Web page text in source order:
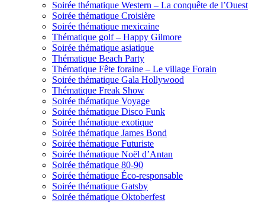
Soirée thématique Western – La conquête de l’Ouest
Soirée thématique Croisière
Soirée thématique mexicaine
Thématique golf – Happy Gilmore
Soirée thématique asiatique
Thématique Beach Party
Thématique Fête foraine – Le village Forain
Soirée thématique Gala Hollywood
Thématique Freak Show
Soirée thématique Voyage
Soirée thématique Disco Funk
Soirée thématique exotique
Soirée thématique James Bond
Soirée thématique Futuriste
Soirée thématique Noël d’Antan
Soirée thématique 80-90
Soirée thématique Éco-responsable
Soirée thématique Gatsby
Soirée thématique Oktoberfest